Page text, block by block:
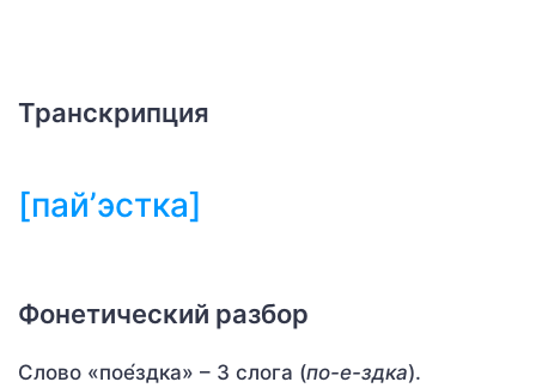
Транскрипция
[пай’эстка]
Фонетический разбор
Слово «пое́здка» – 3 слога (по-е-здка).